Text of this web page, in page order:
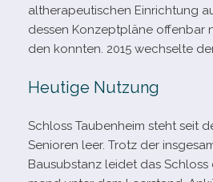
al­the­ra­peu­ti­schen Einrichtung
des­sen Konzeptpläne offen­bar
den konn­ten. 2015 wech­selte
Heutige Nutzung
Schloss Taubenheim steht seit
Senioren leer. Trotz der
Bausubstanz lei­det das